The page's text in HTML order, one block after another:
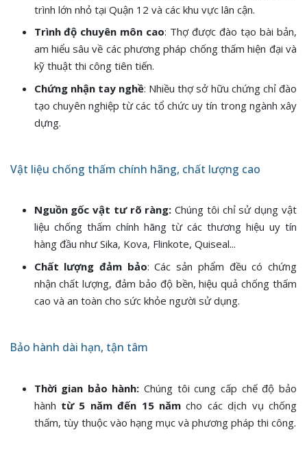
trình lớn nhỏ tại Quận 12 và các khu vực lân cận.
Trình độ chuyên môn cao: Thợ được đào tạo bài bản,
am hiểu sâu về các phương pháp chống thấm hiện đại và
kỹ thuật thi công tiên tiến.
Chứng nhận tay nghề: Nhiều thợ sở hữu chứng chỉ đào
tạo chuyên nghiệp từ các tổ chức uy tín trong ngành xây
dựng.
Vật liệu chống thấm chính hãng, chất lượng cao
Nguồn gốc vật tư rõ ràng: Chúng tôi chỉ sử dụng vật
liệu chống thấm chính hãng từ các thương hiệu uy tín
hàng đầu như Sika, Kova, Flinkote, Quiseal...
Chất lượng đảm bảo: Các sản phẩm đều có chứng
nhận chất lượng, đảm bảo độ bền, hiệu quả chống thấm
cao và an toàn cho sức khỏe người sử dụng.
Bảo hành dài hạn, tận tâm
Thời gian bảo hành: Chúng tôi cung cấp chế độ bảo
hành từ 5 năm đến 15 nămcho các dịch vụ chống
thấm, tùy thuộc vào hạng mục và phương pháp thi công.